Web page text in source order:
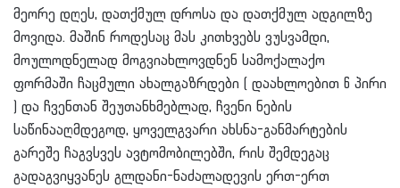
მეორე დღეს, დათქმულ დროსა და დათქმულ ადგილზე
მოვიდა. მაშინ როდესაც მას კითხვებს ვუსვამდი,
მოულოდნელად მოგვიახლოვდნენ სამოქალაქო
ფორმაში ჩაცმული ახალგაზრდები ( დაახლოებით 6 პირი
) და ჩვენთან შეუთანხმებლად, ჩვენი ნების
საწინააღმდეგოდ, ყოველგვარი ახსნა-განმარტების
გარეშე ჩაგვსვეს ავტომობილებში, რის შემდეგაც
გადაგვიყვანეს გლდანი-ნაძალადევის ერთ-ერთ